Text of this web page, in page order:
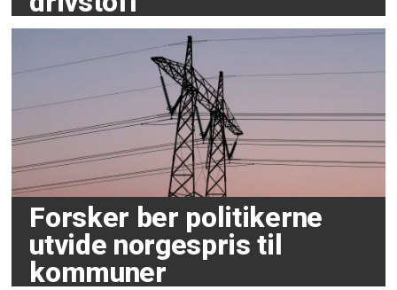
Forsker ber politikerne
utvide norgespris til
kommuner